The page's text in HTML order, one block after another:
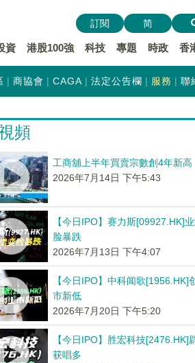
資 港股100強 科技 專題 時政 香
訂閱 简
商協會 CAGA 法定公告欄 服務 聯
頻
工商舖上半年買賣宗數創4年新高
2026年7月14日 下午5:43
【今日IPO】赛力斯[09927.HK]
脸暴跌
2026年7月13日 下午4:07
【今日IPO】中科闻歌[1956.HK]
市新低
2026年7月20日 下午5:20
【今日IPO】胜宏科技[2476.HK]
获唱多